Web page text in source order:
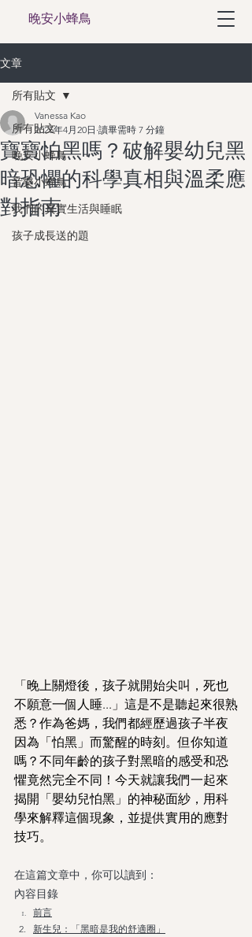
晚安小蜂鳥
文章
所有貼文
晚安小蜂鳥
音樂小蜂鳥
我們的真實生活與睡眠
孩子成長送的題
所有貼文
寶寶怕黑嗎？破解嬰幼兒黑
暗恐懼的科學真相與溫柔應
對指南
Vanessa Kao
2025年4月20日 讀畢需時 7 分鐘
「晚上關燈後，孩子就開始尖叫，死也
不願意一個人睡...」這是不是聽起來很熟
悉？作為爸媽，我們都經歷過孩子半夜
因為「怕黑」而驚醒的時刻。但你知道
嗎？不同年齡的孩子對黑暗的感受和恐
懼竟然完全不同！今天就讓我們一起來
揭開「嬰幼兒怕黑」的神秘面紗，用科
學來解釋這個現象，並提供實用的應對
技巧。
在這篇文章中，你可以讀到：
內容目錄
前言
新生兒：「黑暗是我的舒適圈」